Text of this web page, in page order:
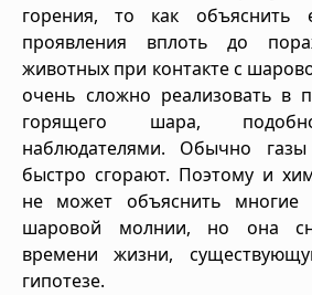
горения, то как объяснить
проявления вплоть до
животных при контакте с
очень сложно реализовать в
горящего шара,
наблюдателями. Обычно
быстро сгорают. Поэтому и
не может объяснить многие
шаровой молнии, но она
времени жизни,
гипотезе.